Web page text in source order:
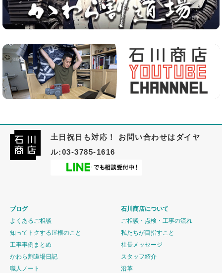
土日祝日も対応！ お問い合わせはダイヤ
ル:03-3785-1616
ブログ
よくあるご相談
知ってトクする屋根のこと
工事事例まとめ
かわら割道場日記
職人ノート
石川商店について
ご相談・点検・工事の流れ
私たちが目指すこと
社長メッセージ
スタッフ紹介
沿革